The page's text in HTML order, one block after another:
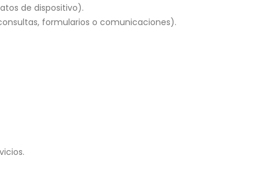
de dispositivo).
formularios o comunicaciones).